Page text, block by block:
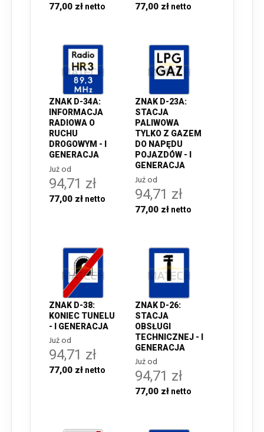
77,00 zł 77,00 zł
ZNAK D-34A:
INFORMACJA
RADIOWA O
RUCHU
DROGOWYM - I
GENERACJA
Już od
94,71 zł
77,00 zł
ZNAK D-23A:
STACJA
PALIWOWA
TYLKO Z GAZEM
DO NAPĘDU
POJAZDÓW - I
GENERACJA
Już od
94,71 zł
77,00 zł
ZNAK D-38:
KONIEC TUNELU
- I GENERACJA
Już od
94,71 zł
77,00 zł
ZNAK D-26:
STACJA
OBSŁUGI
TECHNICZNEJ - I
GENERACJA
Już od
94,71 zł
77,00 zł